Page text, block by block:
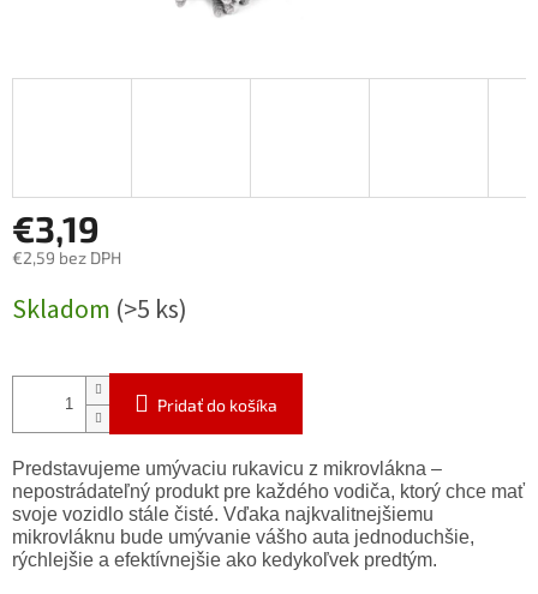
€3,19
€2,59 bez DPH
cena:
Skladom (>5 ks)
Pridať do košíka
Predstavujeme umývaciu rukavicu z mikrovlákna –
nepostrádateľný produkt pre každého vodiča, ktorý chce mať
svoje vozidlo stále čisté. Vďaka najkvalitnejšiemu
mikrovláknu bude umývanie vášho auta jednoduchšie,
rýchlejšie a efektívnejšie ako kedykoľvek predtým.